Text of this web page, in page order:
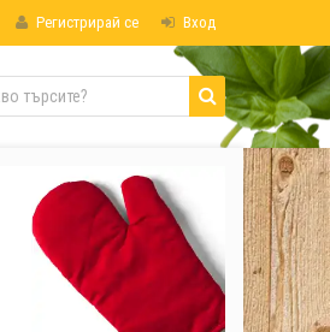
Регистрирай се Вход